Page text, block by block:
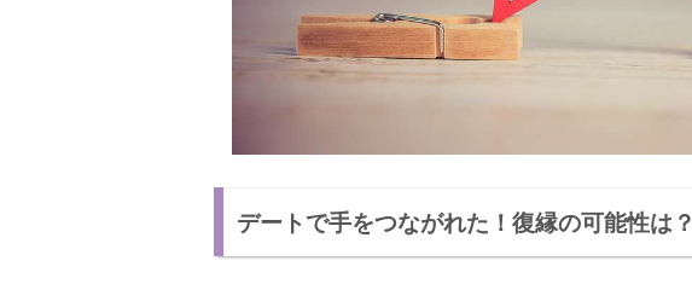
デートで手をつながれた！復縁の可能性は？